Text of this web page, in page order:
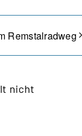
Remstalradweg
nicht